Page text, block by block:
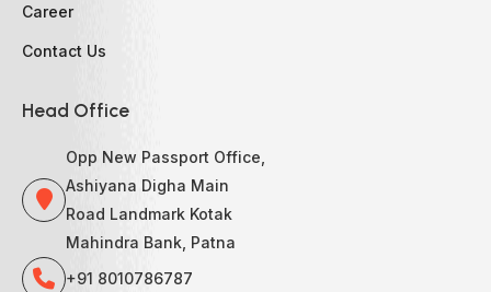
Career
Contact Us
Head Office
Opp New Passport Office,
Ashiyana Digha Main
Road Landmark Kotak
Mahindra Bank, Patna
+91 8010786787